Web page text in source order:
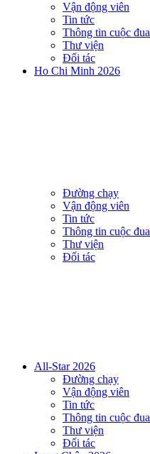
Vận động viên
Tin tức
Thông tin cuộc đua
Thư viện
Đối tác
Ho Chi Minh 2026
Đường chạy
Vận động viên
Tin tức
Thông tin cuộc đua
Thư viện
Đối tác
All-Star 2026
Đường chạy
Vận động viên
Tin tức
Thông tin cuộc đua
Thư viện
Đối tác